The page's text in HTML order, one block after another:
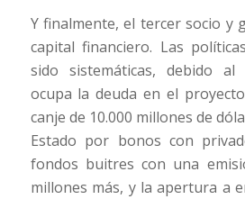
Y finalmente, el tercer socio y
capital financiero. Las
sido sistemáticas, debido
ocupa la deuda en el
canje de 10.000 millones de
Estado por bonos con
fondos buitres con una
millones más, y la apertura a